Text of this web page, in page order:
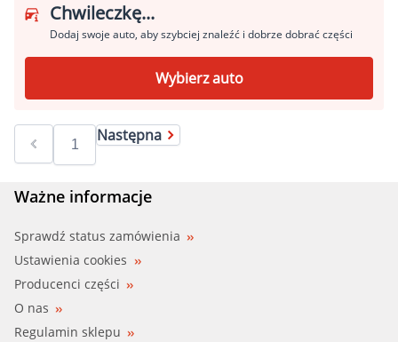
Chwileczkę...
Dodaj swoje auto, aby szybciej znaleźć i dobrze dobrać części
Wybierz auto
Następna
Ważne informacje
Sprawdź status zamówienia
Ustawienia cookies
Producenci części
O nas
Regulamin sklepu